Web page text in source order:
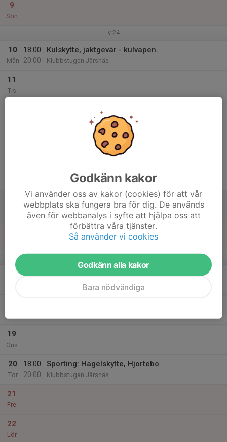
9
Sön
v.24
10
Mån
18:00
20:00
Kulskytte, jaktgevär - kulvapen.
Klubbstugan Järsnäs
11
Tis
Sporting: Hagelskytte, Hjortebo
Klubbstugan Järsnäs
17
18:00
Kulskytte, jaktgevär - kulvapen.
Klubbstugan Järsnäs
19
Ons
20
Tor
18:00
20:00
Sporting: Hagelskytte, Hjortebo
Klubbstugan Järsnäs
21
Fre
22
Lör
Godkänn kakor
Vi använder oss av kakor (cookies) för att vår
webbplats ska fungera bra för dig. De används
även för webbanalys i syfte att hjälpa oss att
förbättra våra tjänster.
Så använder vi cookies
Godkänn alla kakor
Bara nödvändiga